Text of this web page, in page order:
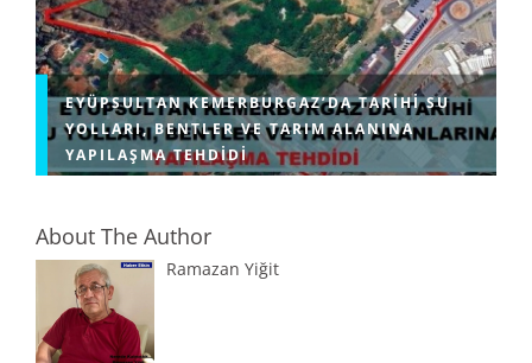
EYÜPSULTAN KEMERBURGAZ’DA TARIHI SU
YOLLARI, BENTLER VE TARIM ALANINA
YAPILAŞMA TEHDIDI
About The Author
Ramazan Yiğit